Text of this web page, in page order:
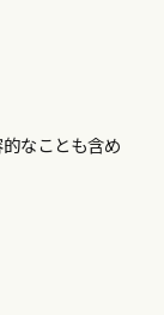
なことも含め